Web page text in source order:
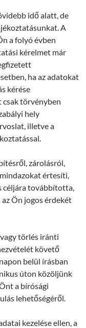
idő alatt, de
A
a folyó évben
kérelmet már
ha az adatokat
kérése
törvényben
hely
illetve a
zárolásról,
értesíti,
céljára továbbította,
az Ön jogos érdekét
törlés iránti
követő
belül írásban
úton közöljünk
a bírósági
lehetőségéről.
kezelése ellen, a